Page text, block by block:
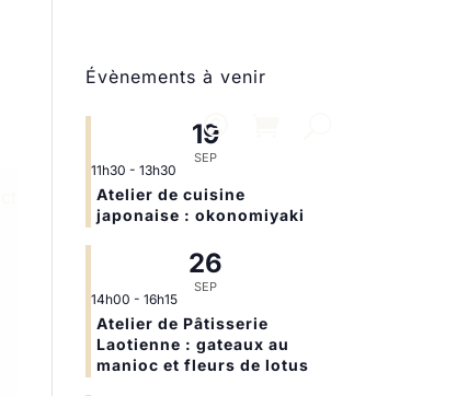
Évènements à venir
19
SEP
11h30 - 13h30
Atelier de cuisine
japonaise : okonomiyaki
26
SEP
14h00 - 16h15
Atelier de Pâtisserie
Laotienne : gateaux au
manioc et fleurs de lotus